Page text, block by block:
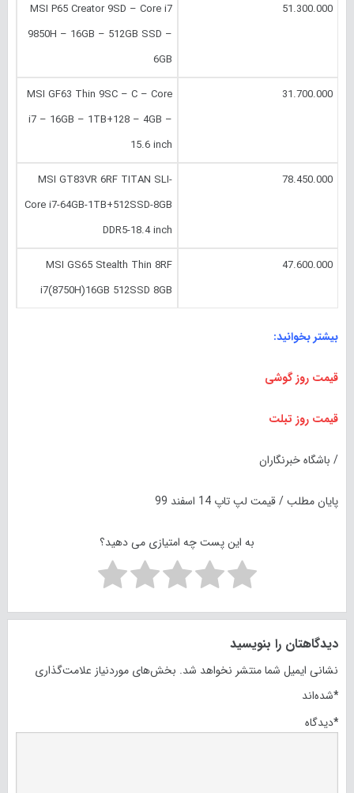
51.300.000
MSI P65 Creator 9SD – Core i7
9850H – 16GB – 512GB SSD –
6GB
31.700.000
MSI GF63 Thin 9SC – C – Core
i7 – 16GB – 1TB+128 – 4GB –
15.6 inch
78.450.000
MSI GT83VR 6RF TITAN SLI-
Core i7-64GB-1TB+512SSD-8GB
DDR5-18.4 inch
47.600.000
MSI GS65 Stealth Thin 8RF
i7(8750H)16GB 512SSD 8GB
بیشتر بخوانید:
قیمت روز گوشی
قیمت روز تبلت
/ باشگاه خبرنگاران
پایان مطلب / قیمت لپ تاپ 14 اسفند 99
به این پست چه امتیازی می دهید؟
دیدگاهتان را بنویسید
نشانی ایمیل شما منتشر نخواهد شد. بخش‌های موردنیاز علامت‌گذاری
شده‌اند*
دیدگاه*